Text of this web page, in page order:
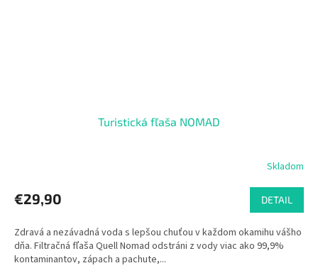
Turistická fľaša NOMAD
Skladom
€29,90 DETAIL
Zdravá a nezávadná voda s lepšou chuťou v každom okamihu vášho
dňa. Filtračná fľaša Quell Nomad odstráni z vody viac ako 99,9%
kontaminantov, zápach a pachute,...